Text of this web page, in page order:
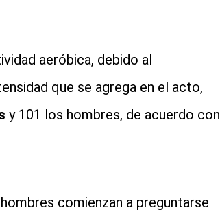
aeróbica, debido al
que se agrega en el acto,
y 101 los hombres, de acuerdo con
comienzan a preguntarse